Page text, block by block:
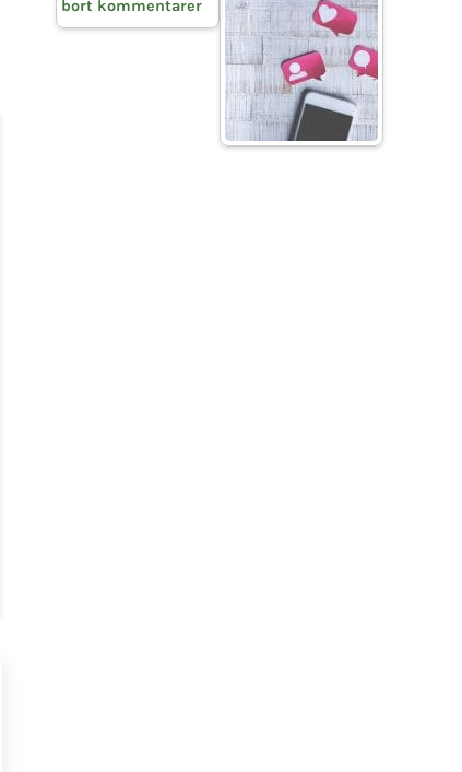
bort kommentarer